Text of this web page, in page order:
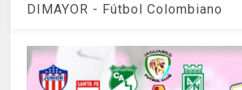
DIMAYOR - Fútbol Colombiano